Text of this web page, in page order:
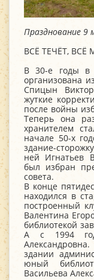
Празднование 9
ВСЁ ТЕЧЁТ, ВСЁ
В 30-е годы в
организована
Спицын
жуткие
после войны
Теперь она
хранителем
начале 50-х
здание-
ней Игнатьев
был избран
совета.
В конце
находился в
построенный
Валентина
библиотекой
А с 1994
здании
юный
Васильева